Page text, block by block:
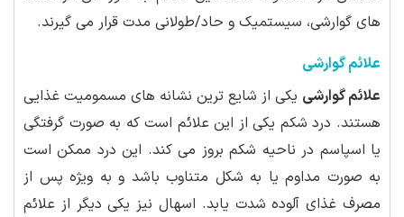
های گوارشی، سیستمیک و حاد/طولانی مدت قرار می گیرند.
علائم گوارشی
علائم گوارشی یکی از شایع ترین نشانه های مسمومیت غذایی
هستند. درد شکم یکی از این علائم است که به صورت گرفتگی
یا اسپاسم در ناحیه شکم بروز می کند. این درد ممکن است
به صورت مداوم یا به شکل متناوب باشد و به ویژه پس از
مصرف غذای آلوده شدت یابد. اسهال نیز یکی دیگر از علائم